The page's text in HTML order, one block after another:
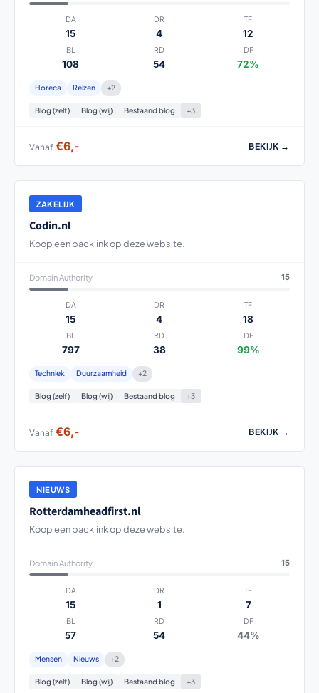
DA
15
DR
4
TF
12
BL
108
RD
54
DF
72%
Horeca Reizen +2
Blog (zelf) Blog (wij) Bestaand blog +3
Vanaf €6,- BEKIJK →
ZAKELIJK
Codin.nl
Koop een backlink op deze website.
Domain Authority 15
DA
15
DR
4
TF
18
BL
797
RD
38
DF
99%
Techniek Duurzaamheid +2
Blog (zelf) Blog (wij) Bestaand blog +3
Vanaf €6,- BEKIJK →
NIEUWS
Rotterdamheadfirst.nl
Koop een backlink op deze website.
Domain Authority 15
DA
15
DR
1
TF
7
BL
57
RD
54
DF
44%
Mensen Nieuws +2
Blog (zelf) Blog (wij) Bestaand blog +3